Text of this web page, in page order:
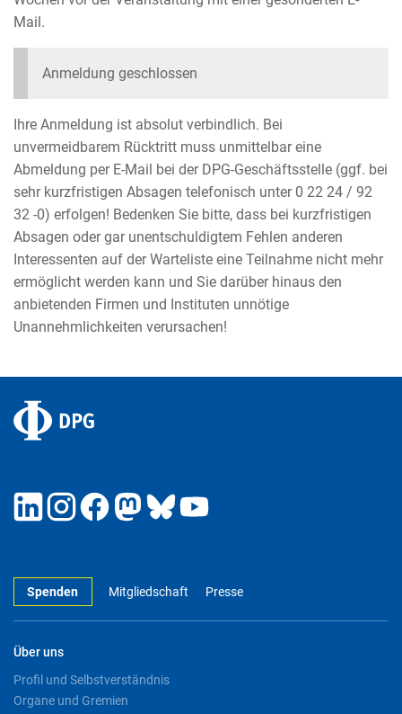
Mail.
Anmeldung geschlossen
Ihre Anmeldung ist absolut verbindlich. Bei
unvermeidbarem Rücktritt muss unmittelbar eine
Abmeldung per E-Mail bei der DPG-Geschäftsstelle (ggf. bei
sehr kurzfristigen Absagen telefonisch unter 0 22 24 / 92
32 -0) erfolgen! Bedenken Sie bitte, dass bei kurzfristigen
Absagen oder gar unentschuldigtem Fehlen anderen
Interessenten auf der Warteliste eine Teilnahme nicht mehr
ermöglicht werden kann und Sie darüber hinaus den
anbietenden Firmen und Instituten unnötige
Unannehmlichkeiten verursachen!
Spenden Mitgliedschaft Presse
Über uns
Profil und Selbstverständnis
Organe und Gremien